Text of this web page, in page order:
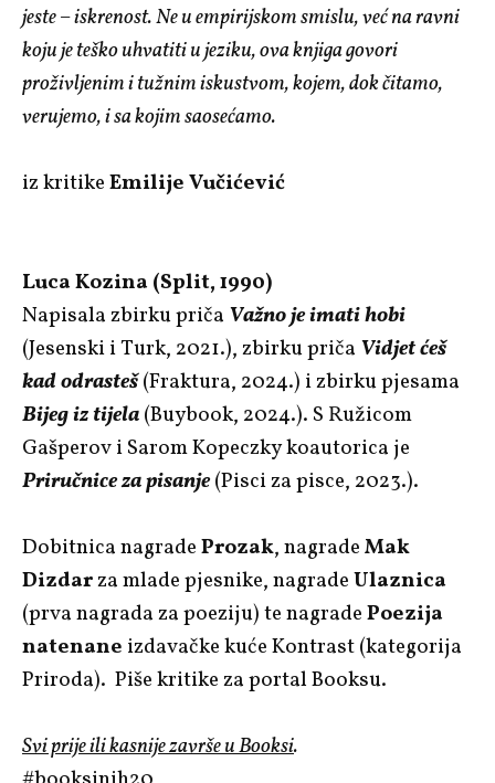
jeste – iskrenost. Ne u empirijskom smislu, već na ravni
koju je teško uhvatiti u jeziku, ova knjiga govori
proživljenim i tužnim iskustvom, kojem, dok čitamo,
verujemo, i sa kojim saosećamo.
iz kritikeEmilije Vučićević
Luca Kozina (Split, 1990)
Napisala zbirku priča Važno je imati hobi
(Jesenski i Turk, 2021.), zbirku priča Vidjet ćeš
kad odrasteš(Fraktura, 2024.) i zbirku pjesama
Bijeg iz tijela(Buybook, 2024.). S Ružicom
Gašperov i Sarom Kopeczky koautorica je
Priručnice za pisanje(Pisci za pisce, 2023.).
Dobitnica nagradeProzak, nagradeMak
Dizdarza mlade pjesnike, nagradeUlaznica
(prva nagrada za poeziju) te nagradePoezija
natenane izdavačke kuće Kontrast (kategorija
Priroda). Piše kritike za portal Booksu.
Svi prije ili kasnije završe u Booksi.